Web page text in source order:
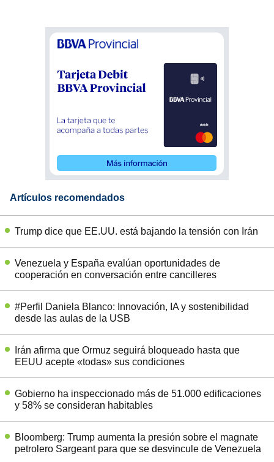
Artículos recomendados
Trump dice que EE.UU. está bajando la tensión con Irán
Venezuela y España evalúan oportunidades de
cooperación en conversación entre cancilleres
#Perfil Daniela Blanco: Innovación, IA y sostenibilidad
desde las aulas de la USB
Irán afirma que Ormuz seguirá bloqueado hasta que
EEUU acepte «todas» sus condiciones
Gobierno ha inspeccionado más de 51.000 edificaciones
y 58% se consideran habitables
Bloomberg: Trump aumenta la presión sobre el magnate
petrolero Sargeant para que se desvincule de Venezuela